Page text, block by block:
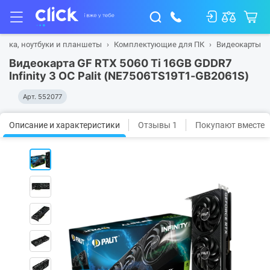
ноутбуки и планшеты Комплектующие для ПК Видеокарты
Видеокарта GF RTX 5060 Ti 16GB GDDR7
Infinity 3 OC Palit (NE7506TS19T1-GB2061S)
Арт. 552077
Описание и характеристики Отзывы 1 Покупают вместе